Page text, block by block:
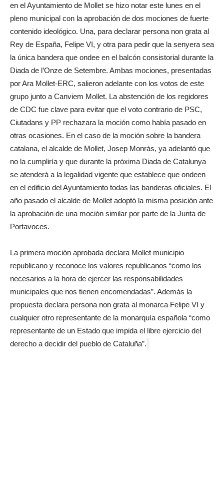
en el Ayuntamiento de Mollet se hizo notar este lunes en el
pleno municipal con la aprobación de dos mociones de fuerte
contenido ideológico. Una, para declarar persona non grata al
Rey de España, Felipe VI, y otra para pedir que la senyera sea
la única bandera que ondee en el balcón consistorial durante la
Diada de l’Onze de Setembre. Ambas mociones, presentadas
por Ara Mollet-ERC, salieron adelante con los votos de este
grupo junto a Canviem Mollet. La abstención de los regidores
de CDC fue clave para evitar que el voto contrario de PSC,
Ciutadans y PP rechazara la moción como había pasado en
otras ocasiones. En el caso de la moción sobre la bandera
catalana, el alcalde de Mollet, Josep Monràs, ya adelantó que
no la cumpliría y que durante la próxima Diada de Catalunya
se atenderá a la legalidad vigente que establece que ondeen
en el edificio del Ayuntamiento todas las banderas oficiales. El
año pasado el alcalde de Mollet adoptó la misma posición ante
la aprobación de una moción similar por parte de la Junta de
Portavoces.
La primera moción aprobada declara Mollet municipio
republicano y reconoce los valores republicanos “como los
necesarios a la hora de ejercer las responsabilidades
municipales que nos tienen encomendadas”. Además la
propuesta declara persona non grata al monarca Felipe VI y
cualquier otro representante de la monarquía española “como
representante de un Estado que impida el libre ejercicio del
derecho a decidir del pueblo de Cataluña”.